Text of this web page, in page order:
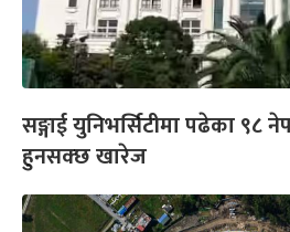
सङ्गाई युनिभर्सिटीमा पढेका ९८
हुनसक्छ खारेज